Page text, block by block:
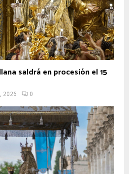
saldrá en procesión el 15
2026 0